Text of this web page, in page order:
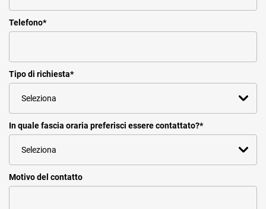
Telefono*
Tipo di richiesta*
In quale fascia oraria preferisci essere contattato?*
Motivo del contatto